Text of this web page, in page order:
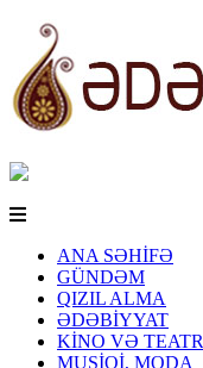
ANA SƏHİFƏ
GÜNDƏM
QIZIL ALMA
ƏDƏBİYYAT
KİNO VƏ TEATR
MUSİQİ, MODA